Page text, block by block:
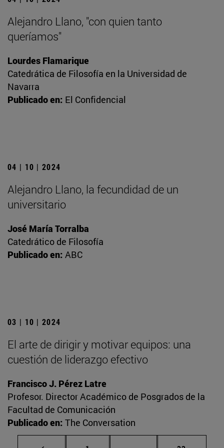
Alejandro Llano, "con quien tanto
queríamos"
Lourdes Flamarique
Catedrática de Filosofía en la Universidad de
Navarra
Publicado en: El Confidencial
04 | 10 | 2024
Alejandro Llano, la fecundidad de un
universitario
José María Torralba
Catedrático de Filosofía
Publicado en: ABC
03 | 10 | 2024
El arte de dirigir y motivar equipos: una
cuestión de liderazgo efectivo
Francisco J. Pérez Latre
Profesor. Director Académico de Posgrados de la
Facultad de Comunicación
Publicado en: The Conversation